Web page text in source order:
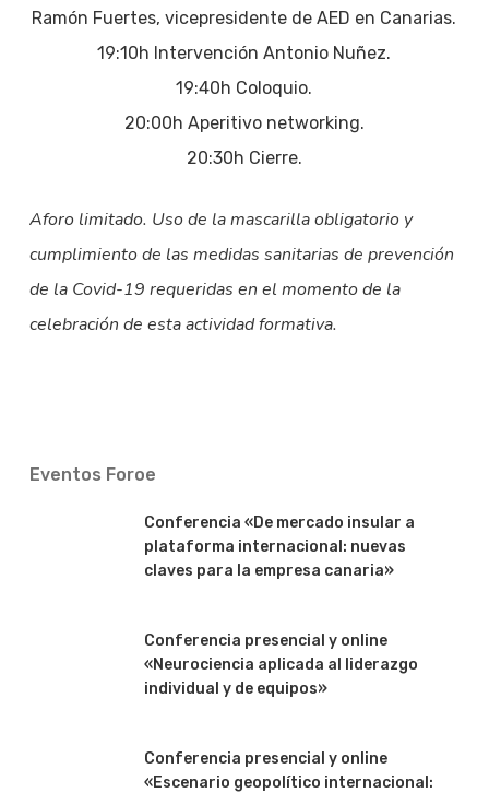
Ramón Fuertes, vicepresidente de AED en Canarias.
19:10h Intervención Antonio Nuñez.
19:40h Coloquio.
20:00h Aperitivo networking.
20:30h Cierre.
Aforo limitado. Uso de la mascarilla obligatorio y
cumplimiento de las medidas sanitarias de prevención
de la Covid-19 requeridas en el momento de la
celebración de esta actividad formativa.
Eventos Foroe
Conferencia «De mercado insular a
plataforma internacional: nuevas
claves para la empresa canaria»
Conferencia presencial y online
«Neurociencia aplicada al liderazgo
individual y de equipos»
Conferencia presencial y online
«Escenario geopolítico internacional: